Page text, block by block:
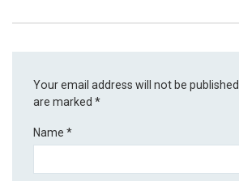
Your email address will not be published.
are marked*
Name*